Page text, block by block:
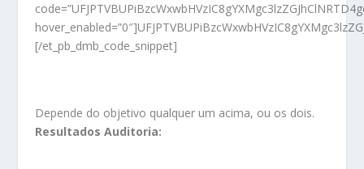
[/et_pb_dmb_code_snippet]
Depende do objetivo qualquer um acima, ou os dois.
Resultados Auditoria: